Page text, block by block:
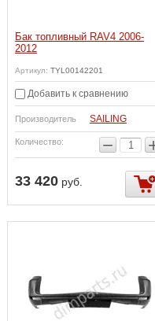
Бак топливный RAV4 2006-
2012
Артикул: TYL00142201
Добавить к сравнению
Производитель SAILING
Количество: −
33 420 руб.